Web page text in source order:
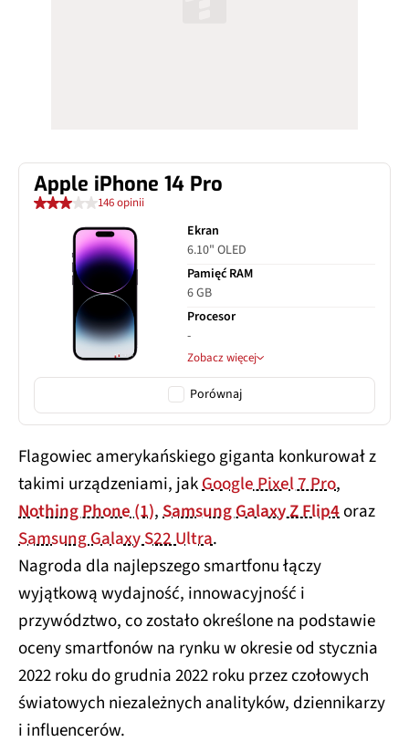
Apple iPhone 14 Pro
146 opinii
Ekran
6.10" OLED
Pamięć RAM
6 GB
Procesor
-
Zobacz więcej
Porównaj
Flagowiec amerykańskiego giganta konkurował z
takimi urządzeniami, jakGoogle Pixel 7 Pro,
Nothing Phone (1),Samsung Galaxy Z Flip4oraz
Samsung Galaxy S22 Ultra.
Nagroda dla najlepszego smartfonu łączy
wyjątkową wydajność, innowacyjność i
przywództwo, co zostało określone na podstawie
oceny smartfonów na rynku w okresie od stycznia
2022 roku do grudnia 2022 roku przez czołowych
światowych niezależnych analityków, dziennikarzy
i influencerów.